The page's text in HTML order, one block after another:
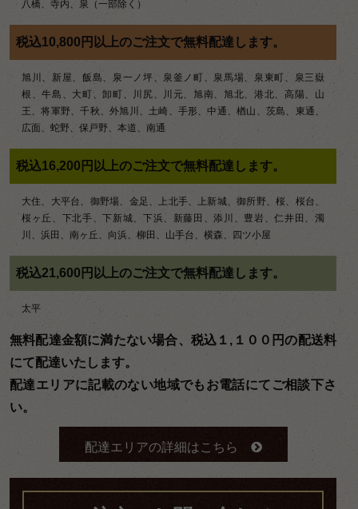
八橋、寺内、泉（一部除く）
税込10,800円以上のご注文で無料配達します。
旭川、新屋、飯島、泉一ノ坪、泉釜ノ町、泉馬場、泉東町、泉三嶽
根、牛島、大町、卸町、川尻、川元、旭南、旭北、港北、高陽、山
王、将軍野、千秋、外旭川、土崎、手形、中通、楢山、茨島、東通、
広面、蛇野、保戸野、本道、南通
税込16,200円以上のご注文で無料配達します。
大住、大平台、御野場、金足、上北手、上新城、御所野、桜、桜台、
桜ヶ丘、下北手、下新城、下浜、新藤田、添川、豊岩、仁井田、濁
川、浜田、南ヶ丘、向浜、柳田、山手台、横森、四ツ小屋
税込21,600円以上のご注文で無料配達します。
太平
無料配達金額に満たない場合、税込１,１００円の配送料
にて配達いたします。
配達エリアに記載のない地域でもお電話にてご相談下さ
い。
配達エリアの詳細はこちら